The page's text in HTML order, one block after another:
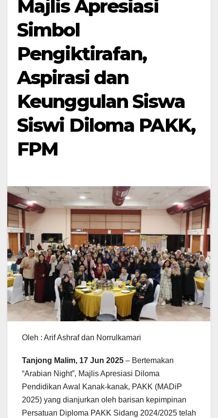
Majlis Apresiasi
Simbol
Pengiktirafan,
Aspirasi dan
Keunggulan Siswa
Siswi Diloma PAKK,
FPM
Oleh : Arif Ashraf dan Norrulkamari
Tanjong Malim, 17 Jun 2025 – Bertemakan
“Arabian Night”, Majlis Apresiasi Diloma
Pendidikan Awal Kanak-kanak, PAKK (MADiP
2025) yang dianjurkan oleh barisan kepimpinan
Persatuan Diploma PAKK Sidang 2024/2025 telah